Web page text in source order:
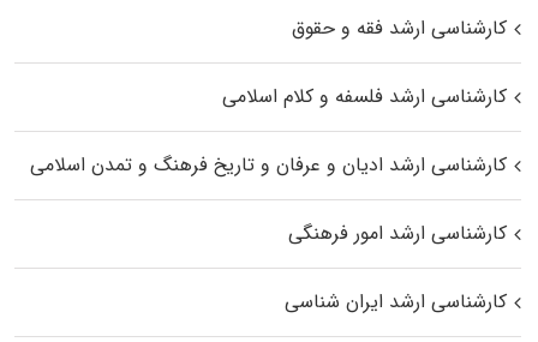
کارشناسی ارشد فقه و حقوق
کارشناسی ارشد فلسفه و کلام اسلامی
کارشناسی ارشد ادیان و عرفان و تاریخ فرهنگ و تمدن اسلامی
کارشناسی ارشد امور فرهنگی
کارشناسی ارشد ایران شناسی